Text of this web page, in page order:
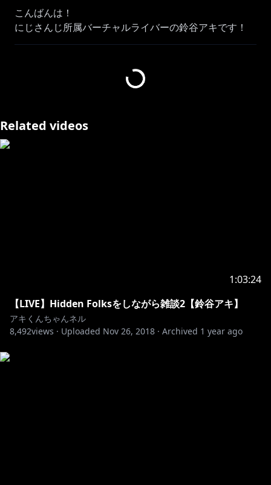
こんばんは！
にじさんじ所属バーチャルライバーの鈴谷アキです！
「Hidden Folks」というゲームをします！
手描き風景イラストの中にいるHidden Folks(隠れた人
http://nijisanji..co.jp/faq/
Related videos
1:03:24
【LIVE】Hidden Folksをしながら雑談2【鈴谷アキ】
アキくんちゃんネル
8,492views · Uploaded Nov 26, 2018 · Archived 1 year ago